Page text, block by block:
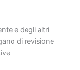
e degli altri
di revisione